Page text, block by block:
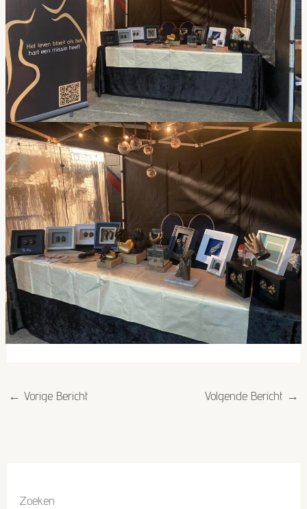
← Vorige Bericht Volgende Bericht →
Zoeken